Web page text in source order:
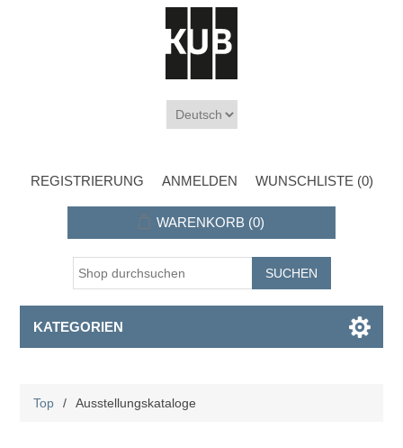
REGISTRIERUNG ANMELDEN WUNSCHLISTE (0)
WARENKORB (0)
KATEGORIEN
Top / Ausstellungskataloge